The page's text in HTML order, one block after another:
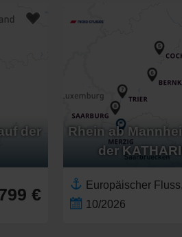
der
€
Rhein ab
der
10/2026